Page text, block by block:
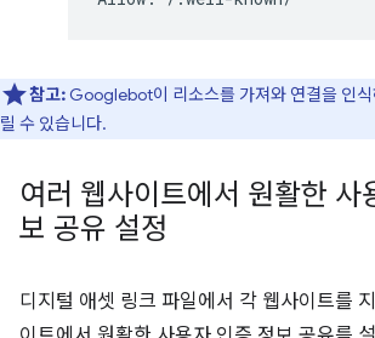
참고: Googlebot이 리소스를 가져와 연결을 인식
릴 수 있습니다.
여러 웹사이트에서 원활한 사
보 공유 설정
디지털 애셋 링크 파일에서 각 웹사이트를